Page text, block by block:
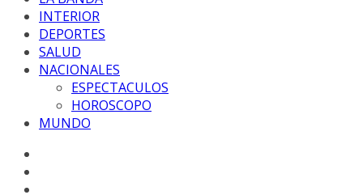
INTERIOR
DEPORTES
SALUD
NACIONALES
ESPECTACULOS
HOROSCOPO
MUNDO